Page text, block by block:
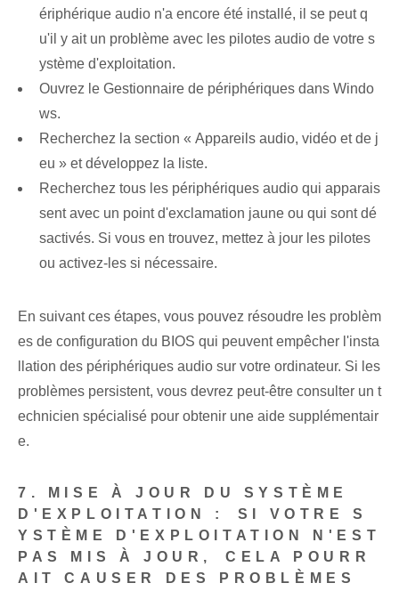
ériphérique audio n'a encore été installé, il se peut q
u'il y ait un problème avec les pilotes audio de votre s
ystème d'exploitation.
Ouvrez le ‍Gestionnaire de périphériques⁤ dans Windo
ws.
Recherchez la section « Appareils audio, vidéo et de j
eu » et développez la liste.
Recherchez tous les périphériques audio qui apparais
sent avec un point d'exclamation jaune ou qui sont dé
sactivés. Si vous en trouvez, mettez à jour les pilotes
ou activez-les si nécessaire.
En suivant ces étapes, vous pouvez résoudre les problèm
es de configuration du BIOS qui peuvent empêcher l'insta
llation des périphériques audio sur votre ordinateur. Si les
problèmes persistent, vous devrez peut-être consulter un t
echnicien spécialisé pour obtenir une aide supplémentair
e.
7. MISE À JOUR DU SYSTÈME
D'EXPLOITATION :⁤ SI VOTRE S
YSTÈME D'EXPLOITATION N'EST
PAS MIS À JOUR,⁢ CELA POURR
AIT CAUSER DES PROBLÈMES⁣